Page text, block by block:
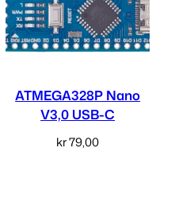
ATMEGA328P Nano
V3,0 USB-C
kr79,00